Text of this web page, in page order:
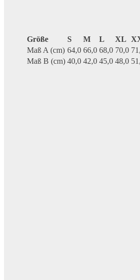
Größe S M L XL
Maß A (cm) 64,0 66,0 68,0 70,0
Maß B (cm) 40,0 42,0 45,0 48,0